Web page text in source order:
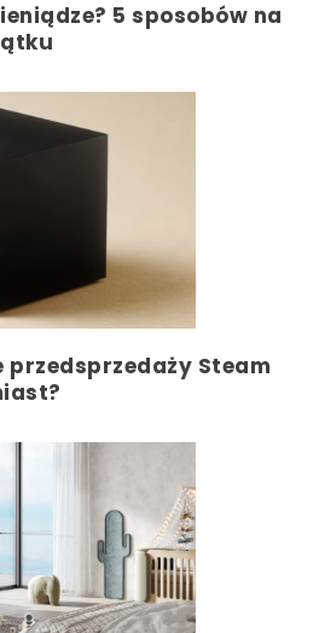
5 sposobów na
przedsprzedaży Steam